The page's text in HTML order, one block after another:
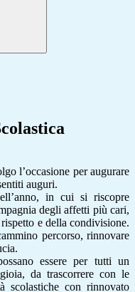
l’occasione per augurare
auguri.
in cui si riscopre
degli affetti più cari,
e della condivisione.
percorso, rinnovare
essere per tutti un
da trascorrere con le
scolastiche con rinnovato